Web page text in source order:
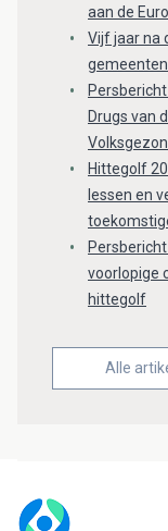
aan de
Vijf jaar na
Drugs van
Hittegolf
lessen en
voorlopige
hittegolf
Alle